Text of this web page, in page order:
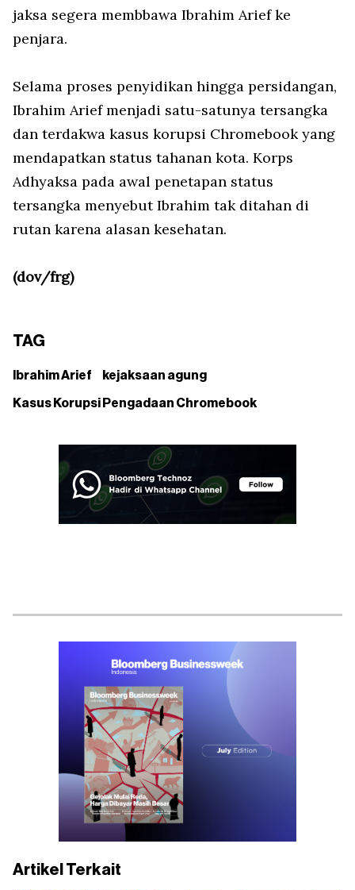
jaksa segera membbawa Ibrahim Arief ke
penjara.
Selama proses penyidikan hingga persidangan,
Ibrahim Arief menjadi satu-satunya tersangka
dan terdakwa kasus korupsi Chromebook yang
mendapatkan status tahanan kota. Korps
Adhyaksa pada awal penetapan status
tersangka menyebut Ibrahim tak ditahan di
rutan karena alasan kesehatan.
(dov/frg)
TAG
Ibrahim Arief kejaksaan agung
Kasus Korupsi Pengadaan Chromebook
Artikel Terkait